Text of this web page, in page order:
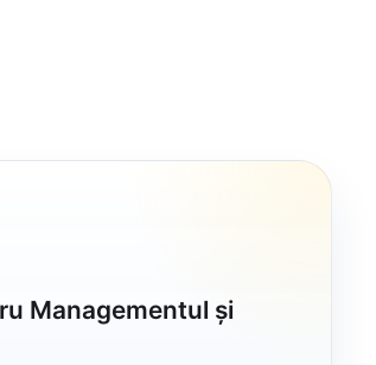
Managementul și